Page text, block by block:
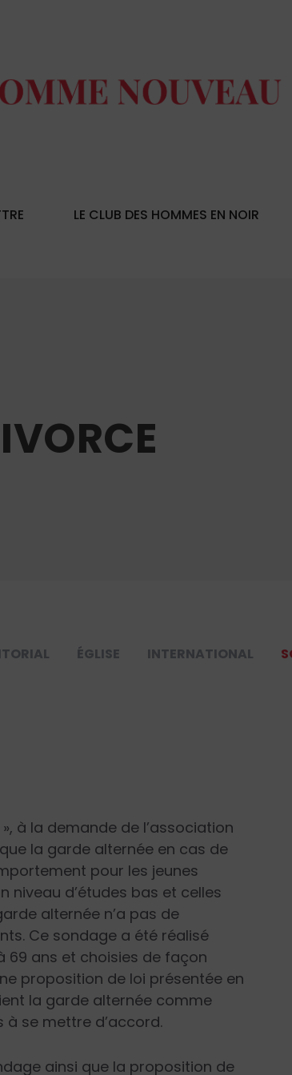
LE CLUB DES HOMMES EN NOIR
ÉGLISE INTERNATIONAL
à la demande de l’association
la garde alternée en cas de
pour les jeunes
niveau d’études bas et celles
alternée n’a pas de
Ce sondage a été réalisé
69 ans et choisies de façon
proposition de loi présentée en
la garde alternée comme
se mettre d’accord.
ainsi que la proposition de